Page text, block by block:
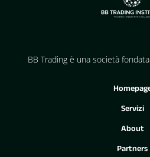
BB Trading è una società
Servizi
About
Partners